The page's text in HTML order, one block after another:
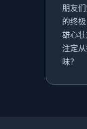
朋友
的终
雄心
注定
味？